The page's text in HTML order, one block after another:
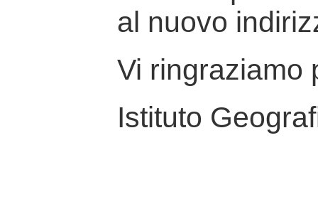
al nuovo
Vi ringraziamo
Istituto